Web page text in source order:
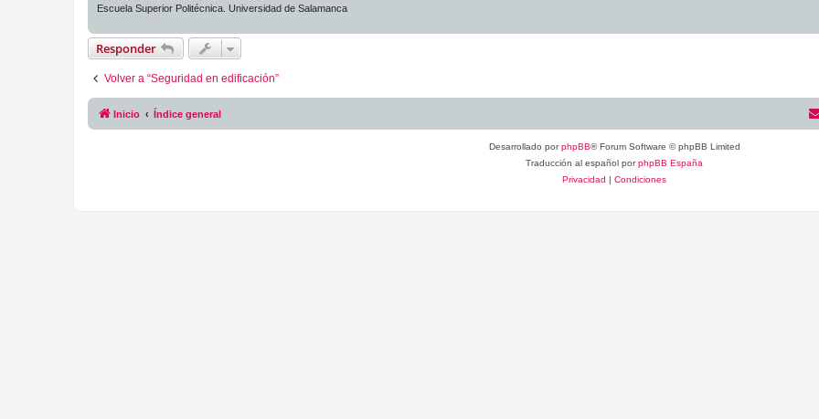
Escuela Superior Politécnica. Universidad de Salamanca
Responder
Volver a “Seguridad en edificación”
Inicio Índice general
Desarrollado porphpBB® Forum Software © phpBB Limited
Traducción al español porphpBB España
Privacidad | Condiciones